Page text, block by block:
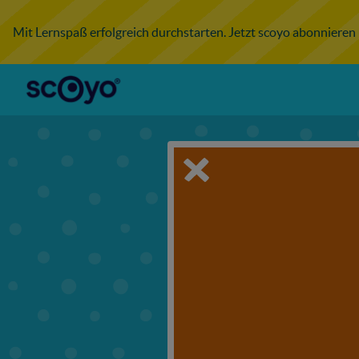
Mit Lernspaß erfolgreich durchstarten. Jetzt scoyo